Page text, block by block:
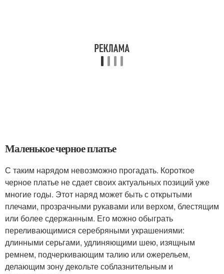
Маленькое черное платье
С таким нарядом невозможно прогадать. Короткое
черное платье не сдает своих актуальных позиций уже
многие годы. Этот наряд может быть с открытыми
плечами, прозрачными рукавами или верхом, блестящим
или более сдержанным. Его можно обыграть
переливающимися серебряными украшениями:
длинными серьгами, удлиняющими шею, изящным
ремнем, подчеркивающим талию или ожерельем,
делающим зону декольте соблазнительным и